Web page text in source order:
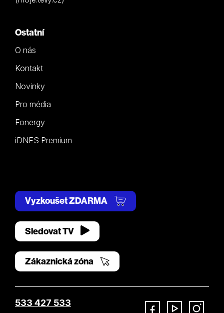
Ostatní
O nás
Kontakt
Novinky
Pro média
Fonergy
iDNES Premium
Vyzkoušet ZDARMA
Sledovat TV
Zákaznická zóna
533 427 533